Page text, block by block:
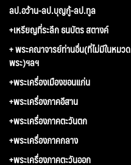
ลป.อว้าน-ลป.บุญกู้-ลป.ทูล
+เหรียญที่ระลึก ธนบัตร สตางค์
+ พระคณาจารย์ท่านอื่น(ที่ไม่มีในหมวด
พระ)ฯลฯ
+พระเครื่องเมืองขอนแก่น
+พระเครื่องภาคอีสาน
+พระเครื่องภาคตะวันตก
+พระเครื่องภาคกลาง
+พระเครื่องภาคตะวันออก